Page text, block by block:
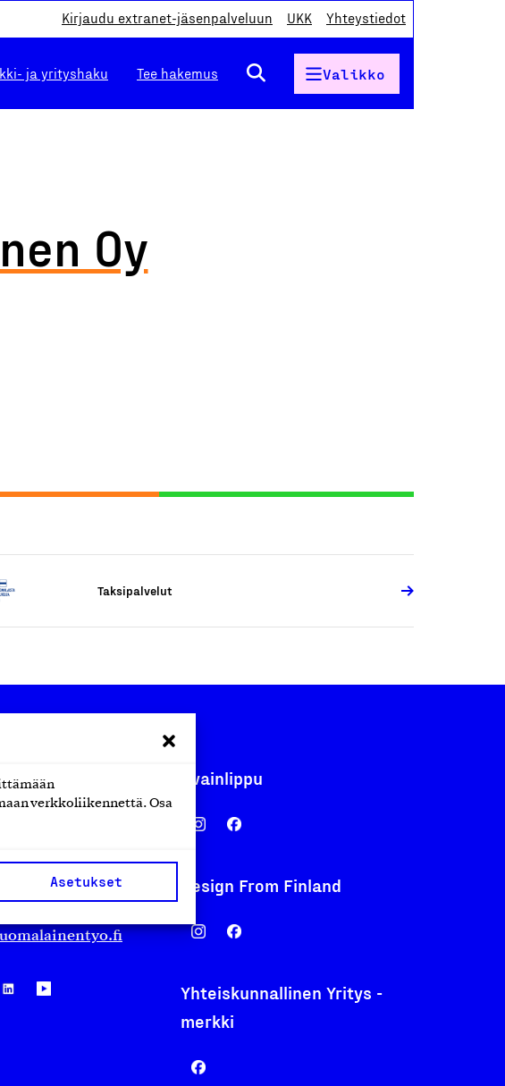
verkkoliikennettä. Osa
Asetukset
Kirjaudu extranet-jäsenpalveluun UKK Yhteystiedot
ja yrityshaku Tee hakemus Valikko
Oy
Taksipalvelut
työ ry Avainlippu
Design From Finland
Yhteiskunnallinen Yritys -
merkki